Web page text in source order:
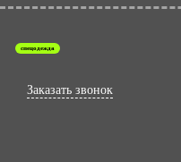
спецодежда
Заказать звонок